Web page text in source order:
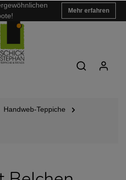
Mehr erfahren
Handweb-Teppiche